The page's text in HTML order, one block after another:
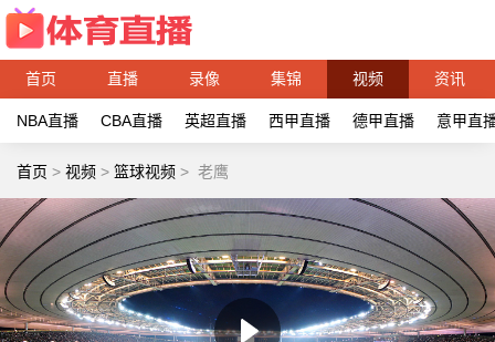
首页 直播 录像 集锦 视频 资讯
NBA直播 CBA直播 英超直播 西甲直播 德甲直播 意甲直
首页 > 视频 > 篮球视频 > 老鹰